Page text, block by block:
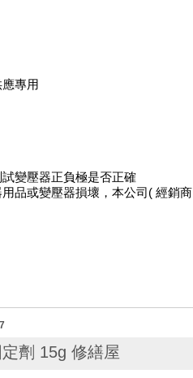
專用
變壓器正負極是否正確
品或變壓器損壞，本公司( 經銷
劑 15g 修繕屋